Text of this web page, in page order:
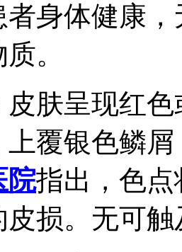
身体健康
。
肤呈现红
覆银色鳞
院指出，色
皮损。无可